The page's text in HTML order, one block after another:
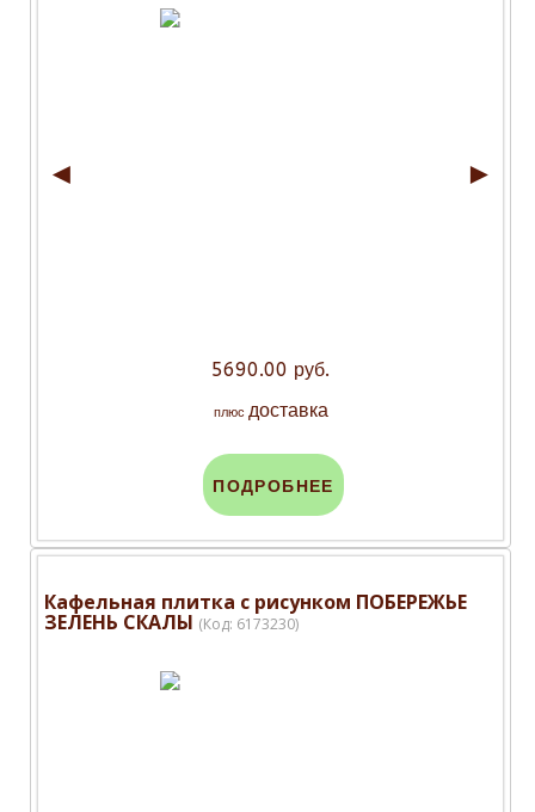
◄ ►
5690.00 руб.
плюс доставка
ПОДРОБНЕЕ
Кафельная плитка с рисунком ПОБЕРЕЖЬЕ
ЗЕЛЕНЬ СКАЛЫ (Код: 6173230)